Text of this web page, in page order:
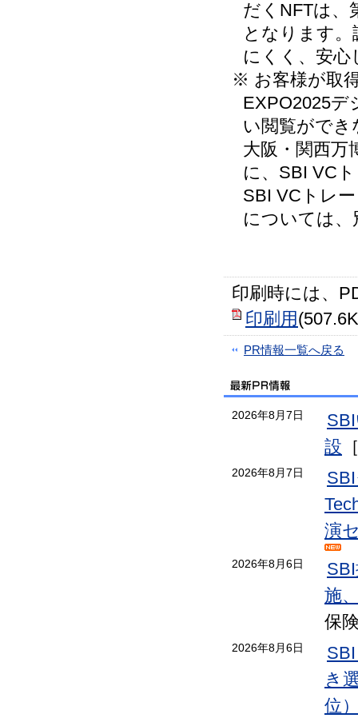
だくNFTは、
となります
にくく、安
※ お客様が取
EXPO2025
い閲覧がで
大阪・関西万
に、SBI VC
SBI VCトレ
については
印刷時には、
印刷用
PR情報一覧へ戻る
2026年8月7日
設
2026年8月7日
演
2026年8月6日
施
保
2026年8月6日
き
位